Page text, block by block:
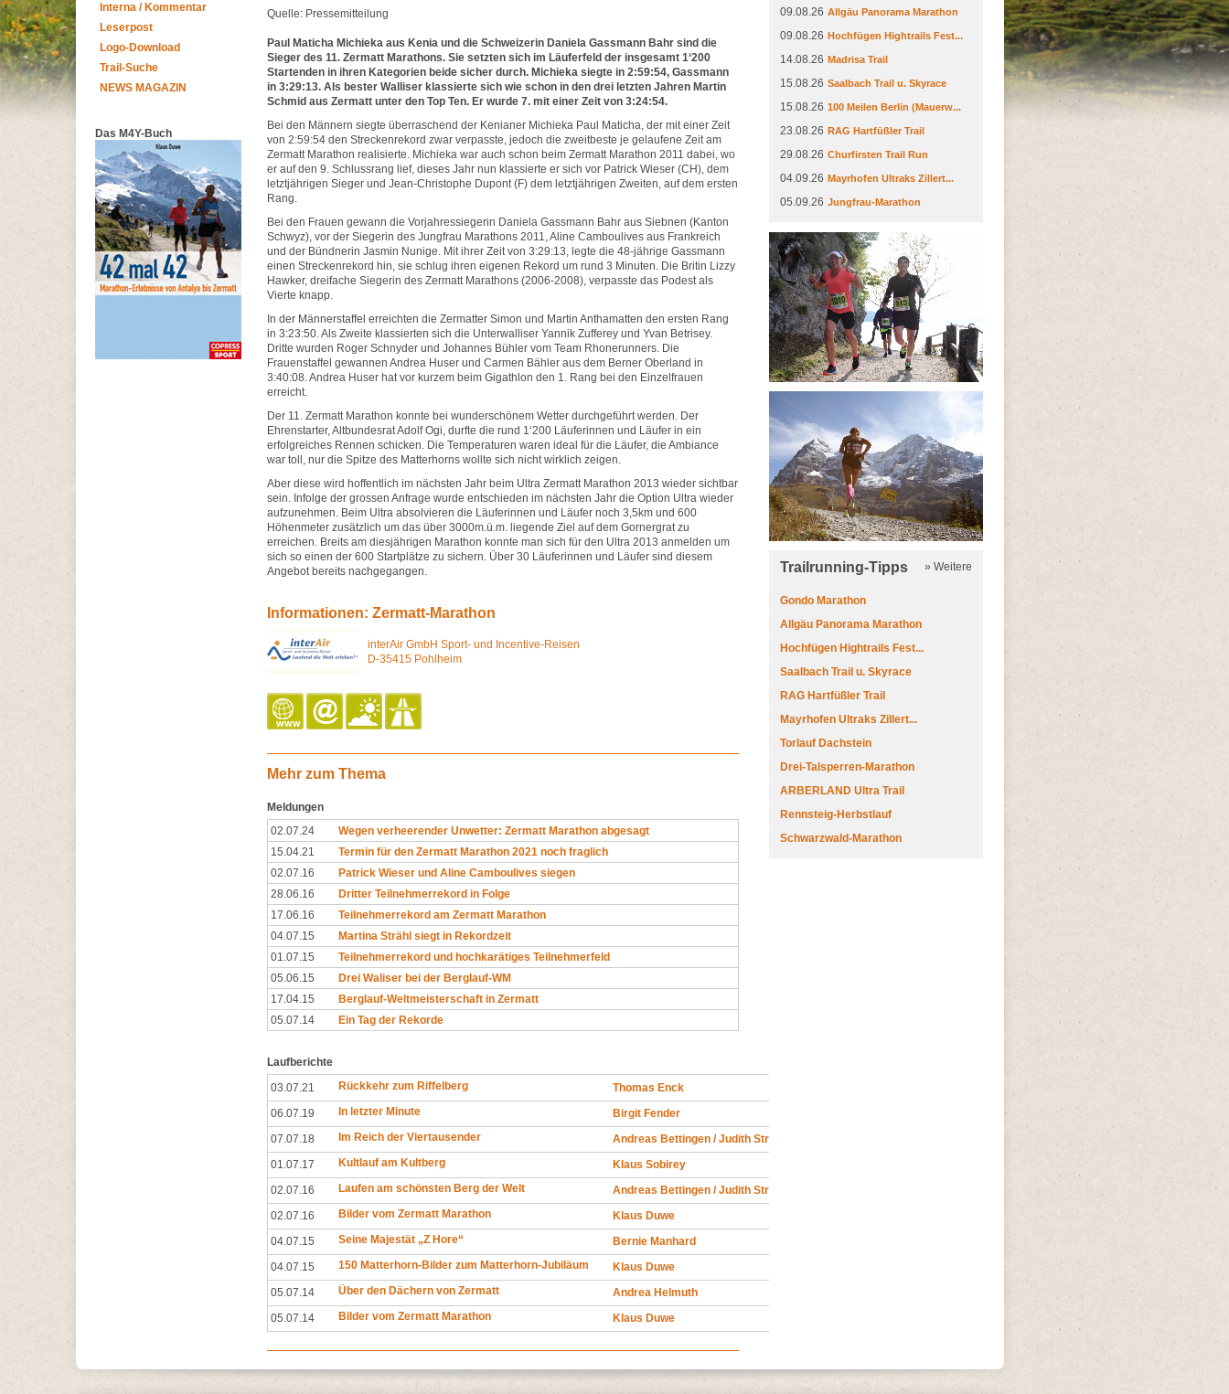
Interna / Kommentar
Leserpost
Logo-Download
Trail-Suche
NEWS MAGAZIN
Das M4Y-Buch
Quelle: Pressemitteilung
Paul Maticha Michieka aus Kenia und die Schweizerin Daniela Gassmann Bahr sind die
Sieger des 11. Zermatt Marathons. Sie setzten sich im Läuferfeld der insgesamt 1‘200
Startenden in ihren Kategorien beide sicher durch. Michieka siegte in 2:59:54, Gassmann
in 3:29:13. Als bester Walliser klassierte sich wie schon in den drei letzten Jahren Martin
Schmid aus Zermatt unter den Top Ten. Er wurde 7. mit einer Zeit von 3:24:54.
Bei den Männern siegte überraschend der Kenianer Michieka Paul Maticha, der mit einer Zeit
von 2:59:54 den Streckenrekord zwar verpasste, jedoch die zweitbeste je gelaufene Zeit am
Zermatt Marathon realisierte. Michieka war auch schon beim Zermatt Marathon 2011 dabei, wo
er auf den 9. Schlussrang lief, dieses Jahr nun klassierte er sich vor Patrick Wieser (CH), dem
letztjährigen Sieger und Jean-Christophe Dupont (F) dem letztjährigen Zweiten, auf dem ersten
Rang.
Bei den Frauen gewann die Vorjahressiegerin Daniela Gassmann Bahr aus Siebnen (Kanton
Schwyz), vor der Siegerin des Jungfrau Marathons 2011, Aline Camboulives aus Frankreich
und der Bündnerin Jasmin Nunige. Mit ihrer Zeit von 3:29:13, legte die 48-jährige Gassmann
einen Streckenrekord hin, sie schlug ihren eigenen Rekord um rund 3 Minuten. Die Britin Lizzy
Hawker, dreifache Siegerin des Zermatt Marathons (2006-2008), verpasste das Podest als
Vierte knapp.
In der Männerstaffel erreichten die Zermatter Simon und Martin Anthamatten den ersten Rang
in 3:23:50. Als Zweite klassierten sich die Unterwalliser Yannik Zufferey und Yvan Betrisey.
Dritte wurden Roger Schnyder und Johannes Bühler vom Team Rhonerunners. Die
Frauenstaffel gewannen Andrea Huser und Carmen Bähler aus dem Berner Oberland in
3:40:08. Andrea Huser hat vor kurzem beim Gigathlon den 1. Rang bei den Einzelfrauen
erreicht.
Der 11. Zermatt Marathon konnte bei wunderschönem Wetter durchgeführt werden. Der
Ehrenstarter, Altbundesrat Adolf Ogi, durfte die rund 1‘200 Läuferinnen und Läufer in ein
erfolgreiches Rennen schicken. Die Temperaturen waren ideal für die Läufer, die Ambiance
war toll, nur die Spitze des Matterhorns wollte sich nicht wirklich zeigen.
Aber diese wird hoffentlich im nächsten Jahr beim Ultra Zermatt Marathon 2013 wieder sichtbar
sein. Infolge der grossen Anfrage wurde entschieden im nächsten Jahr die Option Ultra wieder
aufzunehmen. Beim Ultra absolvieren die Läuferinnen und Läufer noch 3,5km und 600
Höhenmeter zusätzlich um das über 3000m.ü.m. liegende Ziel auf dem Gornergrat zu
erreichen. Breits am diesjährigen Marathon konnte man sich für den Ultra 2013 anmelden um
sich so einen der 600 Startplätze zu sichern. Über 30 Läuferinnen und Läufer sind diesem
Angebot bereits nachgegangen.
Informationen: Zermatt-Marathon
interAir GmbH Sport- und Incentive-Reisen
D-35415 Pohlheim
Mehr zum Thema
Meldungen
02.07.24
Wegen verheerender Unwetter: Zermatt Marathon abgesagt
15.04.21
Termin für den Zermatt Marathon 2021 noch fraglich
02.07.16
Patrick Wieser und Aline Camboulives siegen
28.06.16
Dritter Teilnehmerrekord in Folge
17.06.16
Teilnehmerrekord am Zermatt Marathon
04.07.15
Martina Strähl siegt in Rekordzeit
01.07.15
Teilnehmerrekord und hochkarätiges Teilnehmerfeld
05.06.15
Drei Waliser bei der Berglauf-WM
17.04.15
Berglauf-Weltmeisterschaft in Zermatt
05.07.14
Ein Tag der Rekorde
Laufberichte
03.07.21
Rückkehr zum Riffelberg
Thomas Enck
06.07.19
In letzter Minute
Birgit Fender
07.07.18
Im Reich der Viertausender
Andreas Bettingen / Judith Strack
01.07.17
Kultlauf am Kultberg
Klaus Sobirey
02.07.16
Laufen am schönsten Berg der Welt
Andreas Bettingen / Judith Strack
02.07.16
Bilder vom Zermatt Marathon
Klaus Duwe
04.07.15
Seine Majestät „Z Hore“
Bernie Manhard
04.07.15
150 Matterhorn-Bilder zum Matterhorn-Jubiläum
Klaus Duwe
05.07.14
Über den Dächern von Zermatt
Andrea Helmuth
05.07.14
Bilder vom Zermatt Marathon Klaus Duwe
09.08.26 Allgäu Panorama Marathon
09.08.26 Hochfügen Hightrails Fest...
14.08.26 Madrisa Trail
15.08.26 Saalbach Trail u. Skyrace
15.08.26 100 Meilen Berlin (Mauerw...
23.08.26 RAG Hartfüßler Trail
29.08.26 Churfirsten Trail Run
04.09.26 Mayrhofen Ultraks Zillert...
05.09.26 Jungfrau-Marathon
Trailrunning-Tipps » Weitere
Gondo Marathon
Allgäu Panorama Marathon
Hochfügen Hightrails Fest...
Saalbach Trail u. Skyrace
RAG Hartfüßler Trail
Mayrhofen Ultraks Zillert...
Torlauf Dachstein
Drei-Talsperren-Marathon
ARBERLAND Ultra Trail
Rennsteig-Herbstlauf
Schwarzwald-Marathon